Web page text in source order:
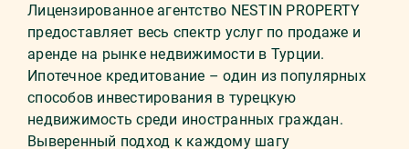
Лицензированное агентство NESTIN PROPERTY
предоставляет весь спектр услуг по продаже и
аренде на рынке недвижимости в Турции.
Ипотечное кредитование – один из популярных
способов инвестирования в турецкую
недвижимость среди иностранных граждан.
Выверенный подход к каждому шагу